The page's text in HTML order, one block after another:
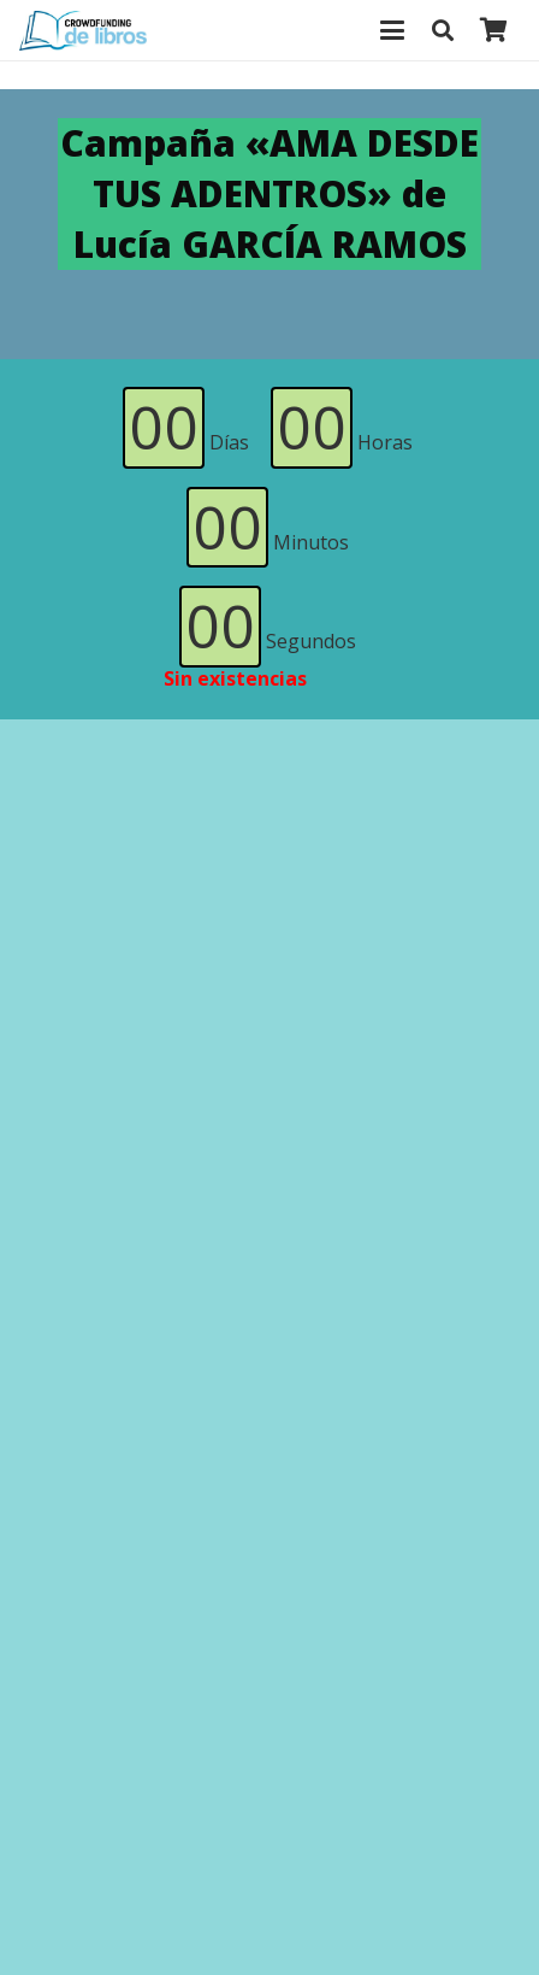
Campaña «AMA DESDE
TUS ADENTROS» de
Lucía GARCÍA RAMOS
00 Días 00 Horas
00 Minutos
00 Segundos
Sin existencias